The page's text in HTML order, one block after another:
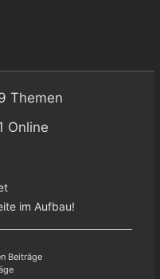
Themen
Online
im Aufbau!
Beiträge